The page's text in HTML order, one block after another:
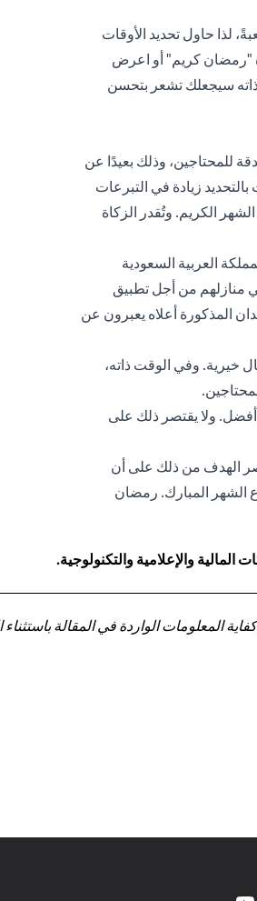
لذا حاول تحديد الأوقات
"رمضان كريم" أو اعرض
سيجعلك تشعر بتحسن
للمحتاجين، وذلك بعيدًا عن
زيادة في التبرعات
الكريم. وتُقدر الزكاة
والمملكة العربية السعودية
منازلهم من أجل تطبيق
المذكورة أعلاه يعبرون عن
خيرية. وفي الوقت ذاته،
ولا يقتصر ذلك على
الهدف من ذلك على أن
الشهر المبارك. رمضان
والإعلامية والتكنولوجية.
الواردة في المقالة